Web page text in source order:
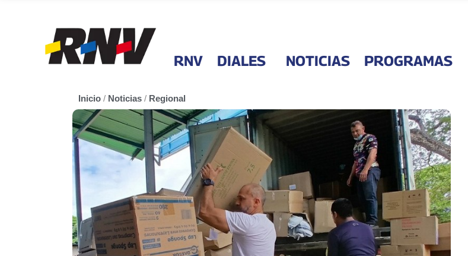
RNV DIALES NOTICIAS PROGRAMAS
Inicio / Noticias / Regional